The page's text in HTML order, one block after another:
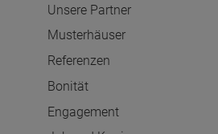
Unsere Partner
Musterhäuser
Referenzen
Bonität
Engagement